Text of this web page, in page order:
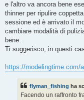
e l'altro va ancora bene
thinner per ripulire
sessione ed è arrivato il
cambiare modalità di
bene.
Ti suggerisco, in questi
https://modelingtime.com/
flyman_fishing ha
Facendo un raffronto